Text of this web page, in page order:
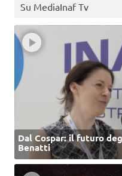
Su MediaInaf Tv
Dal Cospar: il futuro
Benatti